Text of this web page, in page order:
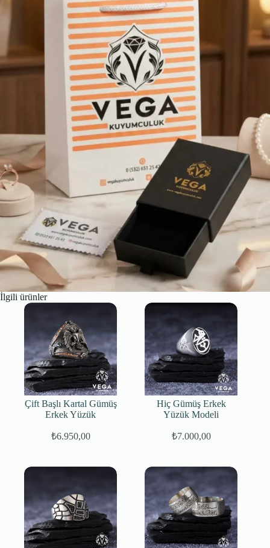
İlgili ürünler
Çift Başlı Kartal Gümüş
Erkek Yüzük
₺6.950,00
Hiç Gümüş Erkek
Yüzük Modeli
₺7.000,00